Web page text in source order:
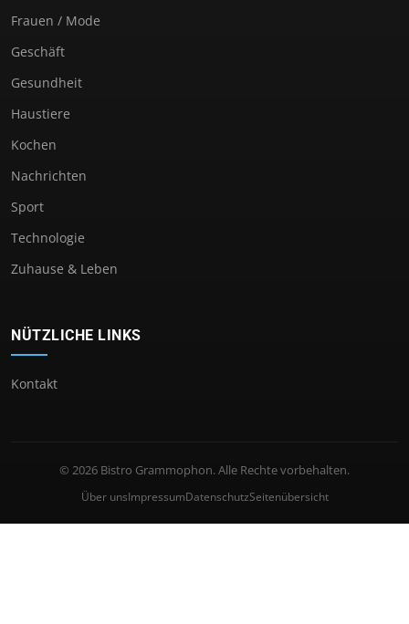
Frauen / Mode
Geschäft
Gesundheit
Haustiere
Kochen
Nachrichten
Sport
Technologie
Zuhause & Leben
NÜTZLICHE LINKS
Kontakt
© 2026 Bistro Grammophon. Alle Rechte vorbehalten.
Über unsImpressumDatenschutzSeitenübersicht